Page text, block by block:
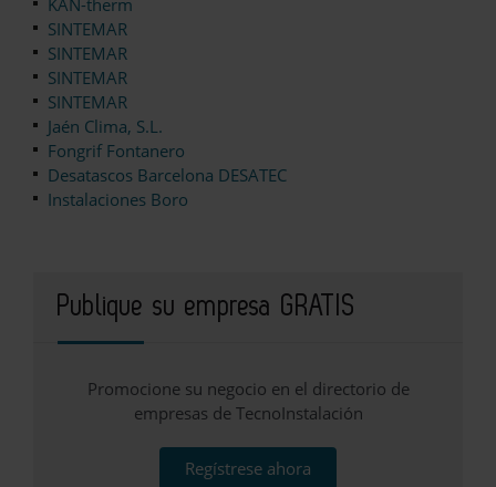
KAN-therm
SINTEMAR
SINTEMAR
SINTEMAR
SINTEMAR
Jaén Clima, S.L.
Fongrif Fontanero
Desatascos Barcelona DESATEC
Instalaciones Boro
Publique su empresa GRATIS
Promocione su negocio en el directorio de
empresas de TecnoInstalación
Regístrese ahora